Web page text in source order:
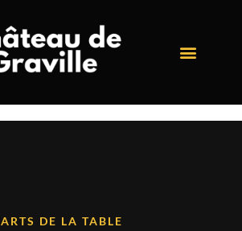
ARTS DE LA TABLE